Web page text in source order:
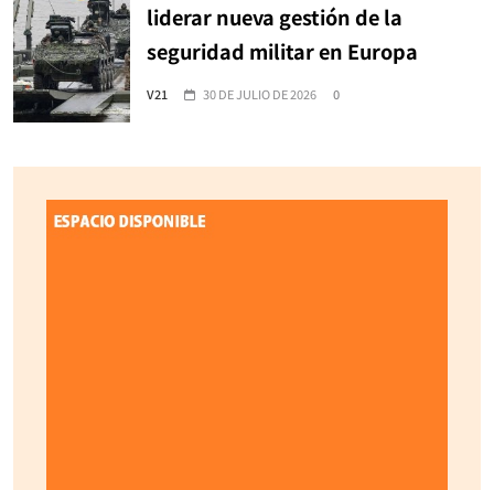
liderar nueva gestión de la
seguridad militar en Europa
V21 30 DE JULIO DE 2026 0